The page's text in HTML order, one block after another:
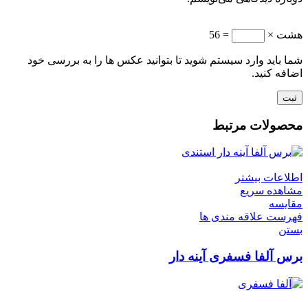
هشت × = 56
شما باید وارد سیستم شوید تا بتوانید عکس ها را به بررسی خود
اضافه کنید.
محصولات مرتبط
اطلاعات بیشتر
مشاهده سریع
مقایسه
فهرست علاقه مندی ها
بستن
برس آلفا فسفری آینه دار